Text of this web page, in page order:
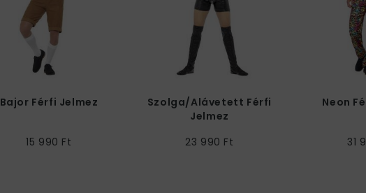
Bajor Férfi Jelmez
15 990 Ft
Szolga/Alávetett Férfi
Jelmez
23 990 Ft
Neon
31